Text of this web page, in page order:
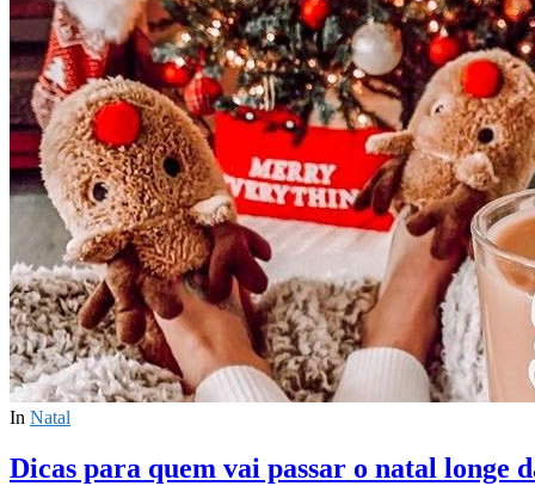
In Natal
Dicas para quem vai passar o natal longe